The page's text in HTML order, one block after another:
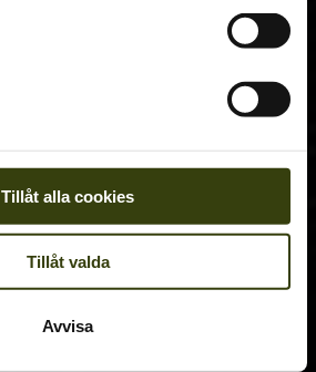
Tillåt alla cookies
Tillåt valda
Avvisa